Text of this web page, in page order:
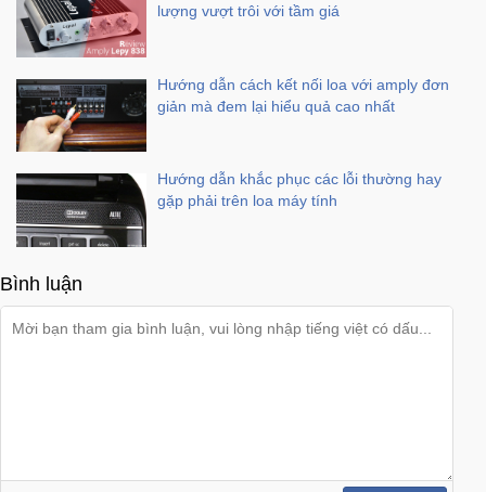
lượng vượt trôi với tầm giá
Hướng dẫn cách kết nối loa với amply đơn
giản mà đem lại hiểu quả cao nhất
Hướng dẫn khắc phục các lỗi thường hay
gặp phải trên loa máy tính
Bình luận